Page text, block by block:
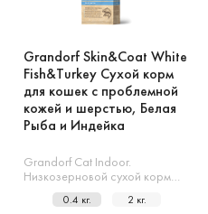
Grandorf Skin&Coat White
Fish&Turkey Сухой корм
для кошек с проблемной
кожей и шерстью, Белая
Рыба и Индейка
Grandorf Cat Indoor.
Низкозерновой сухой корм…
0.4 кг. 2 кг.